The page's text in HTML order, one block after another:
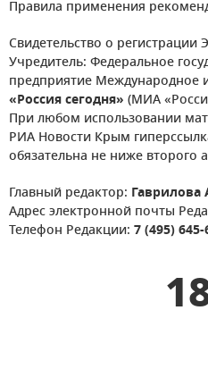
Правила применения
Свидетельство о
Учредитель: Федеральное
предприятие Международное
«Россия сегодня» (МИА
При любом использовании
РИА Новости Крым
обязательна не ниже второго
Главный редактор: Гаврилова
Адрес электронной почты
Телефон Редакции: 7 (495) 645-